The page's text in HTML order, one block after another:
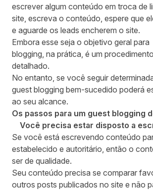
escrever algum conteúdo em troca de
site, escreva o conteúdo, espere que
e aguarde os leads encherem o site.
Embora esse seja o objetivo geral
blogging, na prática, é um
detalhado.
No entanto, se você seguir
guest blogging bem-sucedido poderá
ao seu alcance.
Os passos para um guest blogging
Você precisa estar disposto a
Se você está escrevendo conteúdo
estabelecido e autoritário, então o
ser de qualidade.
Seu conteúdo precisa se comparar
outros posts publicados no site e não